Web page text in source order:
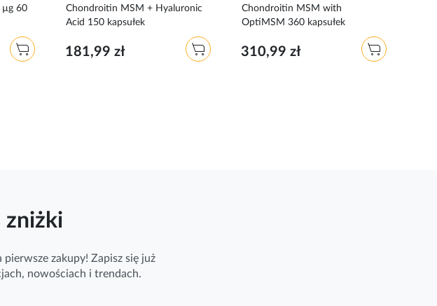
µg 60
Chondroitin MSM + Hyaluronic
Acid 150 kapsułek
181,99 zł
Chondroitin MSM with
OptiMSM 360 kapsułek
310,99 zł
zniżki
zakupy! Zapisz się już
nowościach i trendach.